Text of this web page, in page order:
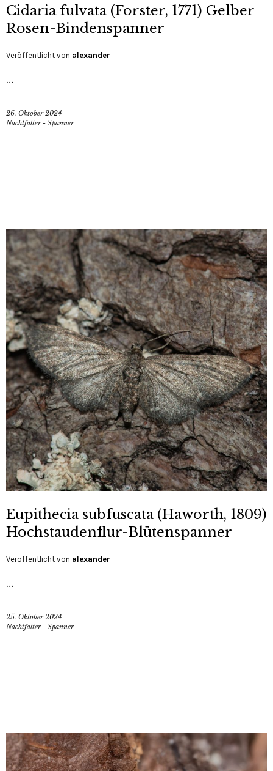
Cidaria fulvata (Forster, 1771) Gelber
Rosen-Bindenspanner
Veröffentlicht von alexander
…
26. Oktober 2024
Nachtfalter - Spanner
Eupithecia subfuscata (Haworth, 1809)
Hochstaudenflur-Blütenspanner
Veröffentlicht von alexander
…
25. Oktober 2024
Nachtfalter - Spanner